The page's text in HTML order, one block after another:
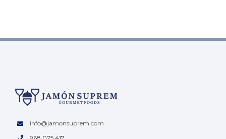
info@jamonsuprem.com